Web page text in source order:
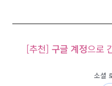
[추천] 구글 계정으로
소셜